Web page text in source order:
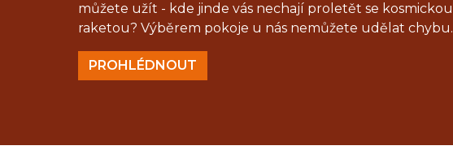
můžete užít - kde jinde vás nechají proletět se kosmickou
raketou? Výběrem pokoje u nás nemůžete udělat chybu.
PROHLÉDNOUT